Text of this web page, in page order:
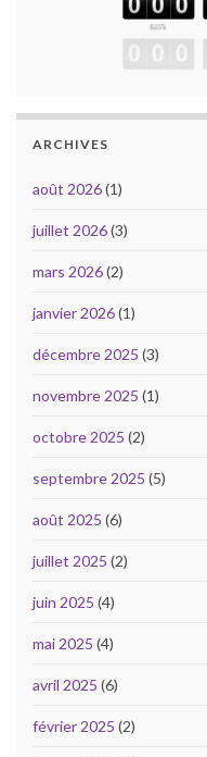
ARCHIVES
août 2026(1)
juillet 2026(3)
mars 2026(2)
janvier 2026(1)
décembre 2025 (3)
novembre 2025 (1)
octobre 2025 (2)
septembre 2025 (5)
août 2025 (6)
juillet 2025 (2)
juin 2025 (4)
mai 2025 (4)
avril 2025 (6)
février 2025 (2)